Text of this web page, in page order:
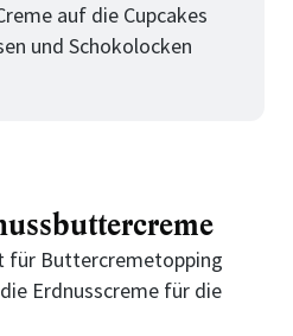
auf die Cupcakes
und Schokolocken
für Buttercremetopping
Erdnusscreme für die